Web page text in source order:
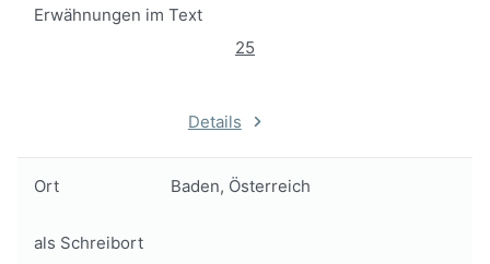
Erwähnungen im Text
25
Details
Ort Baden, Österreich
als Schreibort